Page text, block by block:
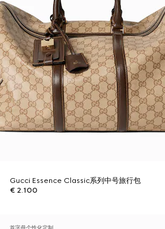
Gucci Essence Classic系列中号旅行包
€ 2.100
首字母个性化定制